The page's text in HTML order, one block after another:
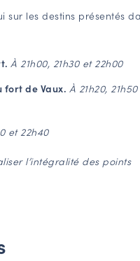
sur les destins présentés
À 21h00, 21h30 et 22h00
fort de Vaux. À 21h20,
et 22h40
l’intégralité des points